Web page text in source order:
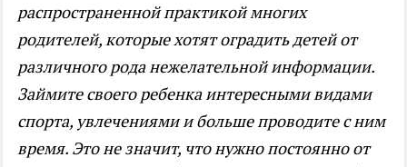
распространенной практикой многих
родителей, которые хотят оградить детей от
различного рода нежелательной информации.
Займите своего ребенка интересными видами
спорта, увлечениями и больше проводите с ним
время. Это не значит, что нужно постоянно от